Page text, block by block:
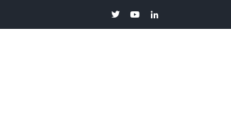
twitteryoutubelinkedin